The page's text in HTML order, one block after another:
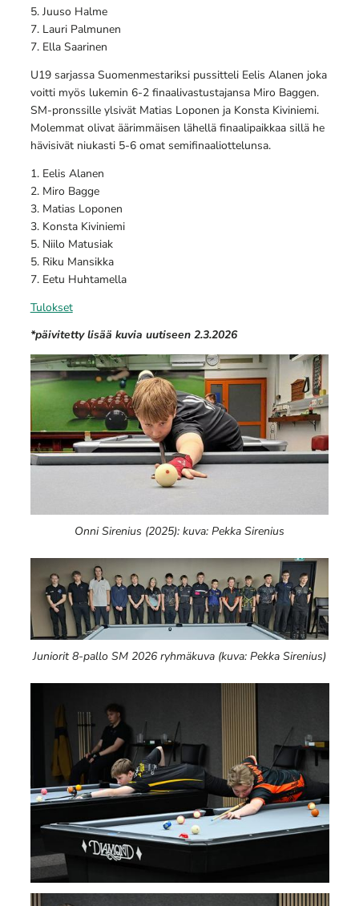
5. Juuso Halme
7. Lauri Palmunen
7. Ella Saarinen
U19 sarjassa Suomenmestariksi pussitteli Eelis Alanen joka
voitti myös lukemin 6-2 finaalivastustajansa Miro Baggen.
SM-pronssille ylsivät Matias Loponen ja Konsta Kiviniemi.
Molemmat olivat äärimmäisen lähellä finaalipaikkaa sillä he
hävisivät niukasti 5-6 omat semifinaaliottelunsa.
1. Eelis Alanen
2. Miro Bagge
3. Matias Loponen
3. Konsta Kiviniemi
5. Niilo Matusiak
5. Riku Mansikka
7. Eetu Huhtamella
Tulokset
*päivitetty lisää kuvia uutiseen 2.3.2026
Onni Sirenius (2025): kuva: Pekka Sirenius
Juniorit 8-pallo SM 2026 ryhmäkuva (kuva: Pekka Sirenius)